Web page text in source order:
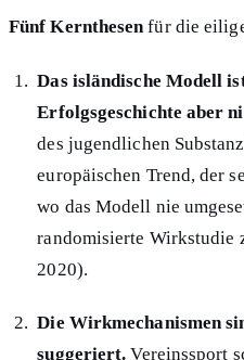
Fünf Kernthesen für die
Das isländische Modell
Erfolgsgeschichte aber
des jugendlichen
europäischen Trend, der
wo das Modell nie
randomisierte Wirkstudie
2020).
Die Wirkmechanismen
suggeriert. Vereinssport